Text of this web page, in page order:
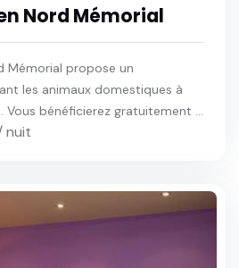
Nord Mémorial
Mémorial propose un
les animaux domestiques à
bénéficierez gratuitement ...
nuit